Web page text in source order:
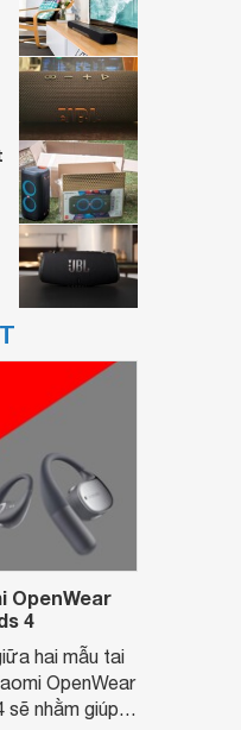
1011
đ
OpenWear
4
hai mẫu tai
OpenWear
nhằm giúp